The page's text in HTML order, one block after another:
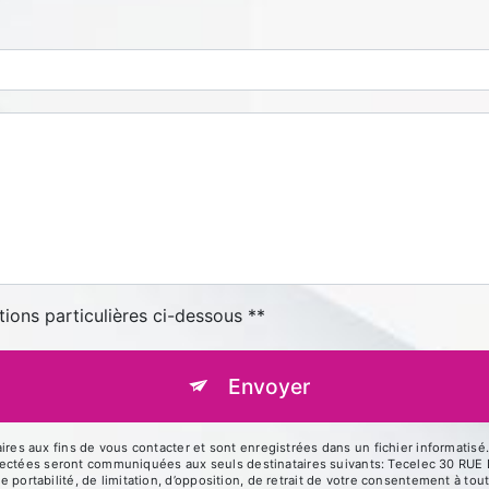
particulières ci-dessous **
Envoyer
aux fins de vous contacter et sont enregistrées dans un fichier
seront communiquées aux seuls destinataires suivants: Tecelec 30 RUE
portabilité, de limitation, d’opposition, de retrait de votre consentement à